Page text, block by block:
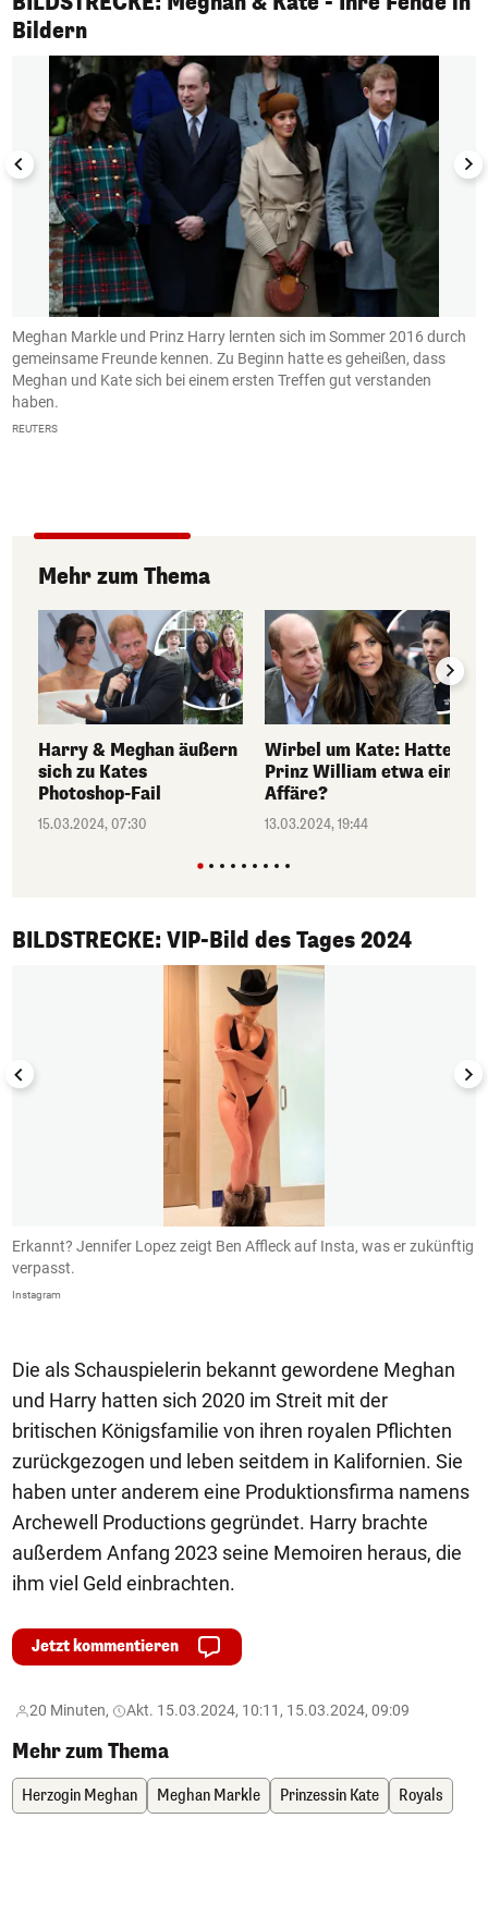
Bildern
1/13
Meghan Markle und Prinz Harry lernten sich im Sommer 2016 durch
gemeinsame Freunde kennen. Zu Beginn hatte es geheißen, dass
Meghan und Kate sich bei einem ersten Treffen gut verstanden
haben.
REUTERS
Mehr zum Thema
Harry & Meghan äußern
sich zu Kates
Photoshop-Fail
15.03.2024, 07:30
Wirbel um Kate: Hatte
Prinz William etwa eine
Affäre?
13.03.2024, 19:44
BILDSTRECKE: VIP-Bild des Tages 2024
1/50
Erkannt? Jennifer Lopez zeigt Ben Affleck auf Insta, was er zukünftig
verpasst.
Instagram
Die als Schauspielerin bekannt gewordene Meghan
und Harry hatten sich 2020 im Streit mit der
britischen Königsfamilie von ihren royalen Pflichten
zurückgezogen und leben seitdem in Kalifornien. Sie
haben unter anderem eine Produktionsfirma namens
Archewell Productions gegründet. Harry brachte
außerdem Anfang 2023 seine Memoiren heraus, die
ihm viel Geld einbrachten.
Jetzt kommentieren
20 Minuten, Akt. 15.03.2024, 10:11, 15.03.2024, 09:09
Mehr zum Thema
Herzogin Meghan Meghan Markle Prinzessin Kate Royals